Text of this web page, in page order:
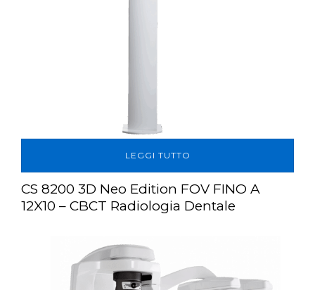
LEGGI TUTTO
CS 8200 3D Neo Edition FOV FINO A
12X10 – CBCT Radiologia Dentale